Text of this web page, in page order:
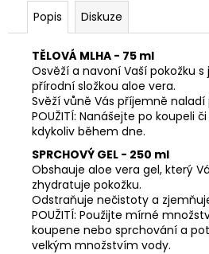
Popis Diskuze
TĚLOVÁ MLHA - 75 ml
Osvěží a navoní Vaší pokožku
přírodní složkou aloe vera.
Svěží vůně Vás příjemně naladí
POUŽITÍ: Nanášejte po koupeli
kdykoliv během dne.
SPRCHOVÝ GEL - 250 ml
Obshauje aloe vera gel, který
zhydratuje pokožku.
Odstraňuje nečistoty a
POUŽITÍ: Použijte mírné
koupene nebo sprchování a
velkým množstvím vody.